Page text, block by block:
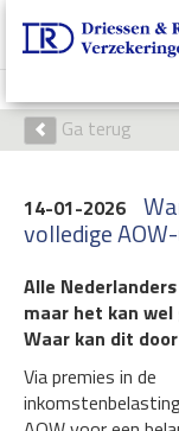
Ga terug
14-01-2026
volledige
Alle
maar het kan
Waar kan dit
Via premies in de